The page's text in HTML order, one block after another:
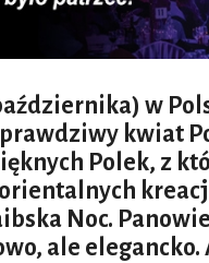
w
kwiat
Polek, z
Noc.
ale elegancko.